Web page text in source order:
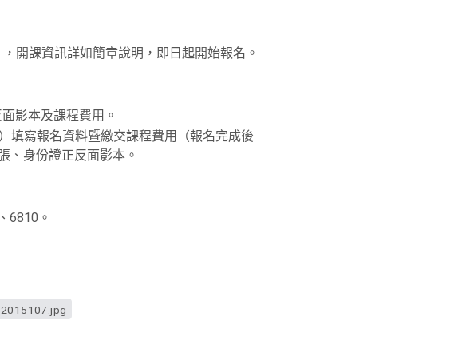
開課資訊詳如簡章說明，即日起開始報名。
影本及課程費用。
填寫報名資料暨繳交課程費用（報名完成後
、身份證正反面影本。
6810。